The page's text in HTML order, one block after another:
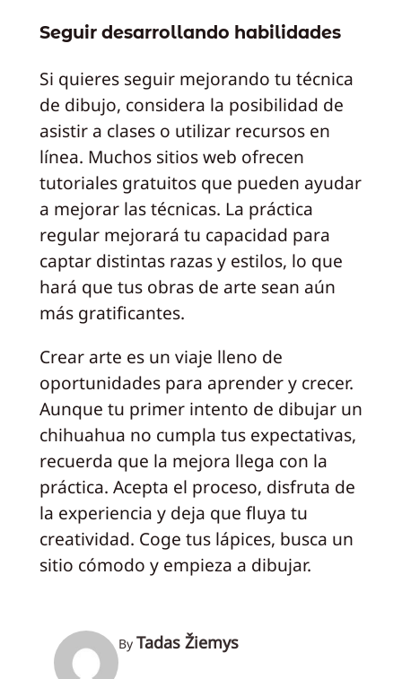
Seguir desarrollando habilidades
Si quieres seguir mejorando tu técnica
de dibujo, considera la posibilidad de
asistir a clases o utilizar recursos en
línea. Muchos sitios web ofrecen
tutoriales gratuitos que pueden ayudar
a mejorar las técnicas. La práctica
regular mejorará tu capacidad para
captar distintas razas y estilos, lo que
hará que tus obras de arte sean aún
más gratificantes.
Crear arte es un viaje lleno de
oportunidades para aprender y crecer.
Aunque tu primer intento de dibujar un
chihuahua no cumpla tus expectativas,
recuerda que la mejora llega con la
práctica. Acepta el proceso, disfruta de
la experiencia y deja que fluya tu
creatividad. Coge tus lápices, busca un
sitio cómodo y empieza a dibujar.
By Tadas Žiemys